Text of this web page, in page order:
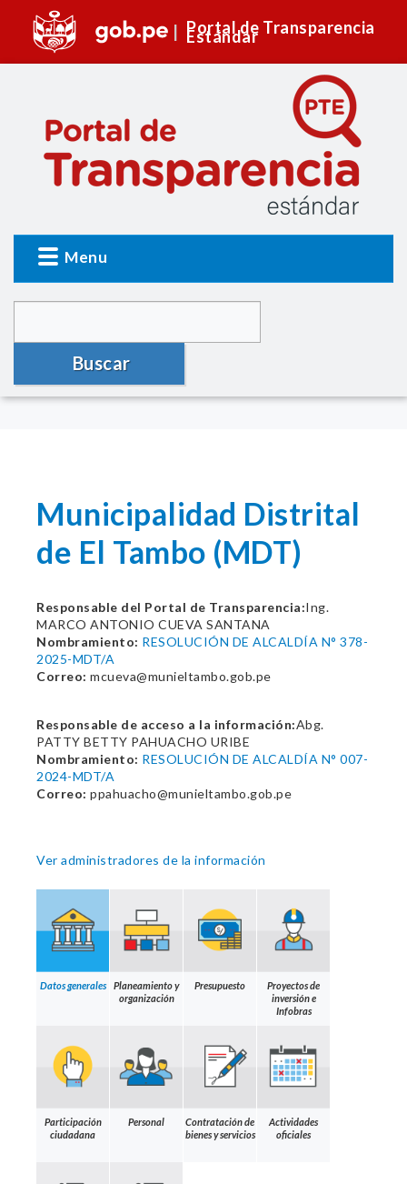
Portal de Transparencia
Estándar
Menu
Buscar
Municipalidad Distrital
de El Tambo (MDT)
Responsable del Portal de Transparencia:Ing.
MARCO ANTONIO CUEVA SANTANA
Nombramiento: RESOLUCIÓN DE ALCALDÍA N° 378-
2025-MDT/A
Correo: mcueva@munieltambo.gob.pe
Responsable de acceso a la información:Abg.
PATTY BETTY PAHUACHO URIBE
Nombramiento: RESOLUCIÓN DE ALCALDÍA N° 007-
2024-MDT/A
Correo: ppahuacho@munieltambo.gob.pe
Ver administradores de la información
Datos generales
Planeamiento y
organización
Presupuesto
Proyectos de
inversión e
Infobras
Participación
ciudadana
Personal
Contratación de
bienes y servicios
Actividades
oficiales